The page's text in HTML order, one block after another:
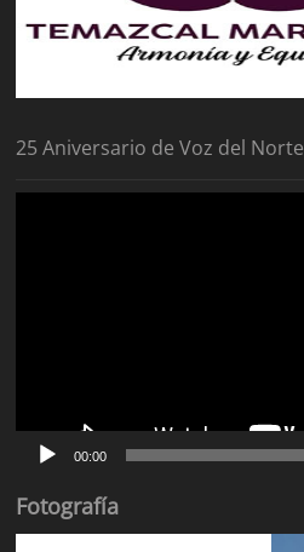
25 Aniversario de Voz del Norte
00:00
Fotografía